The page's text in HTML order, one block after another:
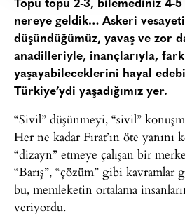
Topu topu 2-3, bilemediniz 4-
nereye geldik… Askeri
düşündüğümüz, yavaş ve zor
anadilleriyle, inançlarıyla,
yaşayabileceklerini hayal
Türkiye’ydi yaşadığımız yer.
“Sivil” düşünmeyi, “sivil”
Her ne kadar Fırat’ın öte
“dizayn” etmeye çalışan bir
“Barış”, “çözüm” gibi
bu, memleketin ortalama
veriyordu.